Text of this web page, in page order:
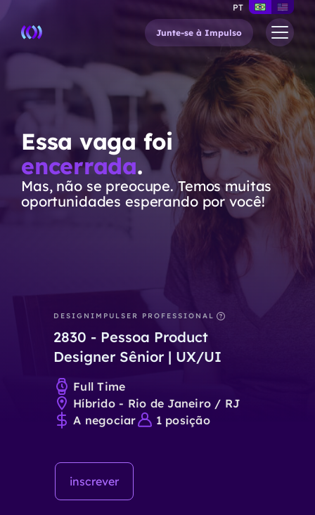
PT
Junte-se à Impulso
Essa vaga foi
encerrada.
Mas, não se preocupe. Temos muitas
oportunidades esperando por você!
DESIGN IMPULSER PROFESSIONAL
2830 - Pessoa Product
Designer Sênior | UX/UI
Full Time
Híbrido - Rio de Janeiro / RJ
A negociar
1 posição
inscrever